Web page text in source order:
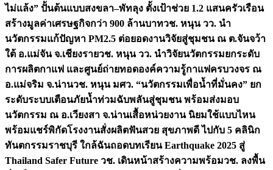
ไม่แล้ง” ปั้นต้นแบบสงขลา–พัทลุง ตั้งเป้าช่วย 1.2 แสนครัวเรือน
สร้างมูลค่าเศรษฐกิจกว่า 900 ล้านบาทวช. หนุน วว. นำ
นวัตกรรมแก้ปัญหา PM2.5 ต่อยอดงานวิจัยสู่ชุมชน ณ ต.จันจว้า
ใต้ อ.แม่จัน จ.เชียงรายวช. หนุน วว. นำวิจัยนวัตกรรมยกระดับ
การผลิตกาแฟ และศูนย์ถ่ายทอดองค์ความรู้กาแฟครบวงจร ณ
อ.แม่จริม จ.น่านวช. หนุน มศว. “นวัตกรรมเพื่อน้ำที่มั่นคง” ยก
ระดับระบบเตือนภัยน้ำท่วมฉับพลันสู่ชุมชน พร้อมส่งมอบ
นวัตกรรม ณ อ.เวียงสา จ.น่านเสื้อหน่วยงาน นิยมใช้แบบไหน
พร้อมแชร์พิกัดโรงงานสั่งผลิตฟันสวย สุขภาพดี ไปกับ 5 คลินิก
ทันตกรรมราชบุรี ใกล้ฉันถอดบทเรียน Earthquake 2025 สู่
Thailand Safer Future วช. เดินหน้าสร้างความพร้อมวช. ลงพื้น